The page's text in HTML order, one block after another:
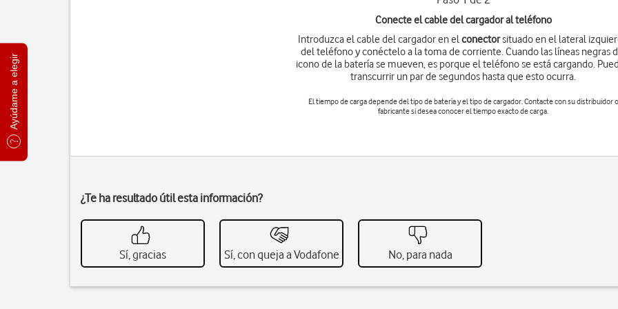
Ayúdame a elegir
Conecte el cable del cargador al teléfono
Introduzca el cable del cargador en elconectorsituado en el lateral
del teléfono y conéctelo a la toma de corriente. Cuando las líneas negras
icono de la batería se mueven, es porque el teléfono se está cargando.
transcurrir un par de segundos hasta que esto ocurra.
El tiempo de carga depende del tipo de batería y el tipo de cargador. Contacte con su distribuidor o
fabricante si desea conocer el tiempo exacto de carga.
¿Te ha resultado útil esta información?
Sí, gracias Sí, con queja a Vodafone No, para nada